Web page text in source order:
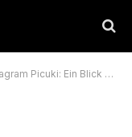
Blick hinter ihre neuesten Posts